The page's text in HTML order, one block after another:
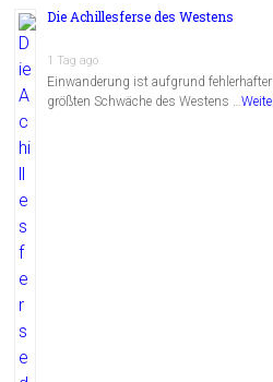
Die Achillesferse des Westens
1 Tag ago
Einwanderung ist aufgrund
größten Schwäche des Westens …